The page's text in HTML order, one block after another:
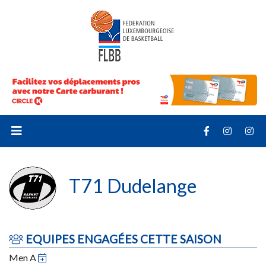
T71 Dudelange
EQUIPES ENGAGÉES CETTE SAISON
Men A